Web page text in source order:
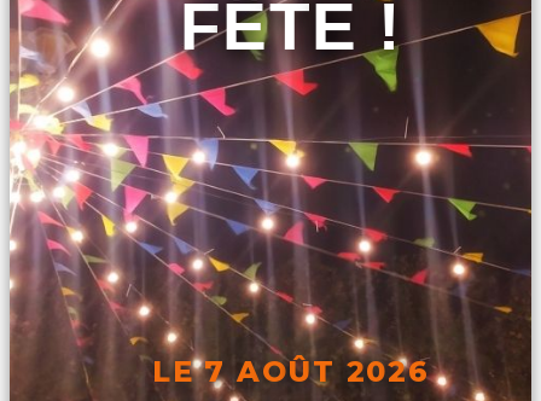
FÊTE !
LE 7 AOÛT 2026